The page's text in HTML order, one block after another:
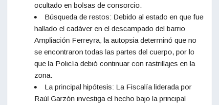
ocultado en bolsas de consorcio.
Búsqueda de restos: Debido al estado en que fue
hallado el cadáver en el descampado del barrio
Ampliación Ferreyra, la autopsia determinó que no
se encontraron todas las partes del cuerpo, por lo
que la Policía debió continuar con rastrillajes en la
zona.
La principal hipótesis: La Fiscalía liderada por
Raúl Garzón investiga el hecho bajo la principal